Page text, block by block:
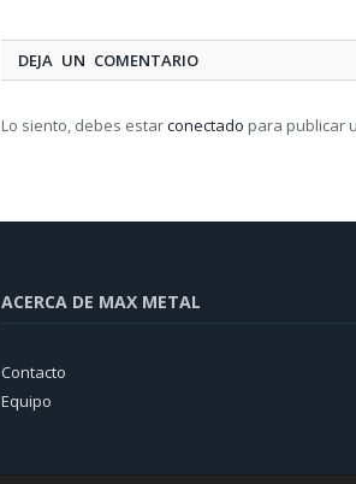
DEJA UN COMENTARIO
Lo siento, debes estarconectado para publicar
ACERCA DE MAX METAL
Contacto
Equipo